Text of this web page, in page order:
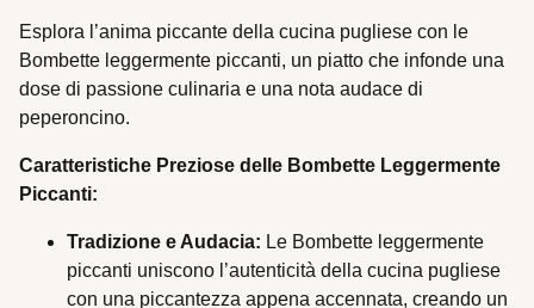
Esplora l’anima piccante della cucina pugliese con le
Bombette leggermente piccanti, un piatto che infonde una
dose di passione culinaria e una nota audace di
peperoncino.
Caratteristiche Preziose delle Bombette Leggermente
Piccanti:
Tradizione e Audacia: Le Bombette leggermente
piccanti uniscono l’autenticità della cucina pugliese
con una piccantezza appena accennata, creando un